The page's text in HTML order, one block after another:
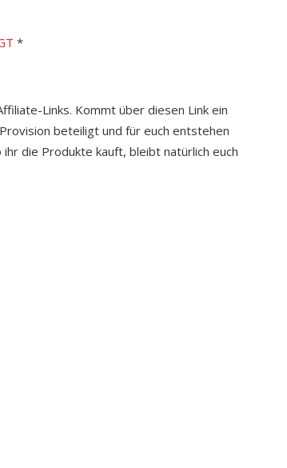
*
Links. Kommt über diesen Link ein
beteiligt und für euch entstehen
die Produkte kauft, bleibt natürlich euch